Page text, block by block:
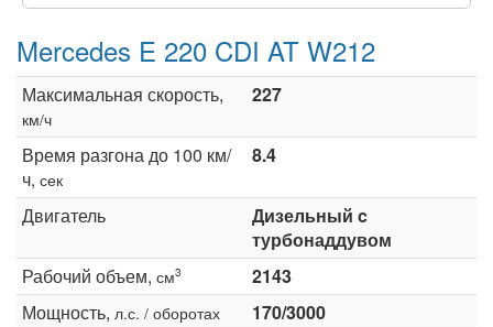
Mercedes E 220 CDI AT W212
Максимальная скорость,
км/ч
227
Время разгона до 100 км/
ч, сек
8.4
Двигатель
Дизельный c
турбонаддувом
Рабочий объем, см3
2143
Мощность, л.с. / оборотах
170/3000